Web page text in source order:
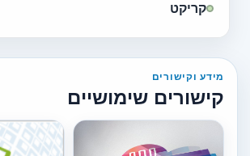
קריקט
מידע וקישורים
קישורים שימושיים